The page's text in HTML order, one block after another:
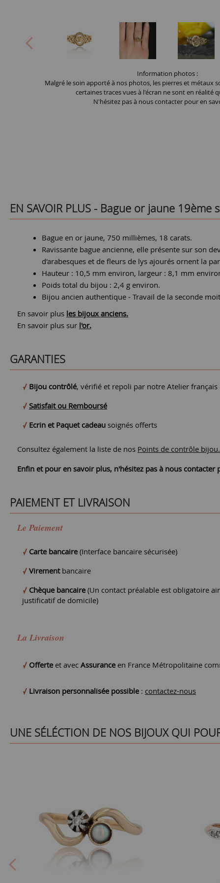
Information photos :
Malgré le soin apporté à nos photos, les pierres et métaux
certaines traces vues à l'écran ne sont en réalité
N'hésitez pas à nous contacter pour en
EN SAVOIR PLUS - Bague or jaune 19ème
Bague en or jaune, 750 millièmes, 18 carats.
Ravissante bague ancienne, elle présente sur son
d'arabesques et de fleurs de lys ajourés ornent la
Hauteur : 10,5 mm environ, largeur : 8,1 mm
Poids total du bijou : 2,4 g environ.
Bijou ancien authentique - Travail de la seconde
En savoir plus les bijoux anciens.
En savoir plus sur l'or.
GARANTIES
Bijou contrôlé, vérifié et repoli par notre Atelier français
Satisfait ou Remboursé
Ecrin et Paquet cadeau soignés offerts
Consultez également la liste de nos Points de contrôle bijou.
Enfin et pour en savoir plus, n'hésitez pas à nous
PAIEMENT ET LIVRAISON
Le Paiement
Carte bancaire(Interface bancaire sécurisée)
Virementbancaire
Chèque bancaire(Un contact préalable est obligatoire
justificatif de domicile)
La Livraison
Offerteet avec Assuranceen France Métropolitaine
Livraison personnalisée possible : contactez-nous
UNE SÉLÉCTION DE NOS BIJOUX QUI